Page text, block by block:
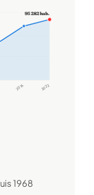
2016 2022
95 282 hab.
1968